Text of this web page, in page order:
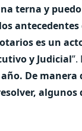
terna y
es un
y Judicial
De
algunos